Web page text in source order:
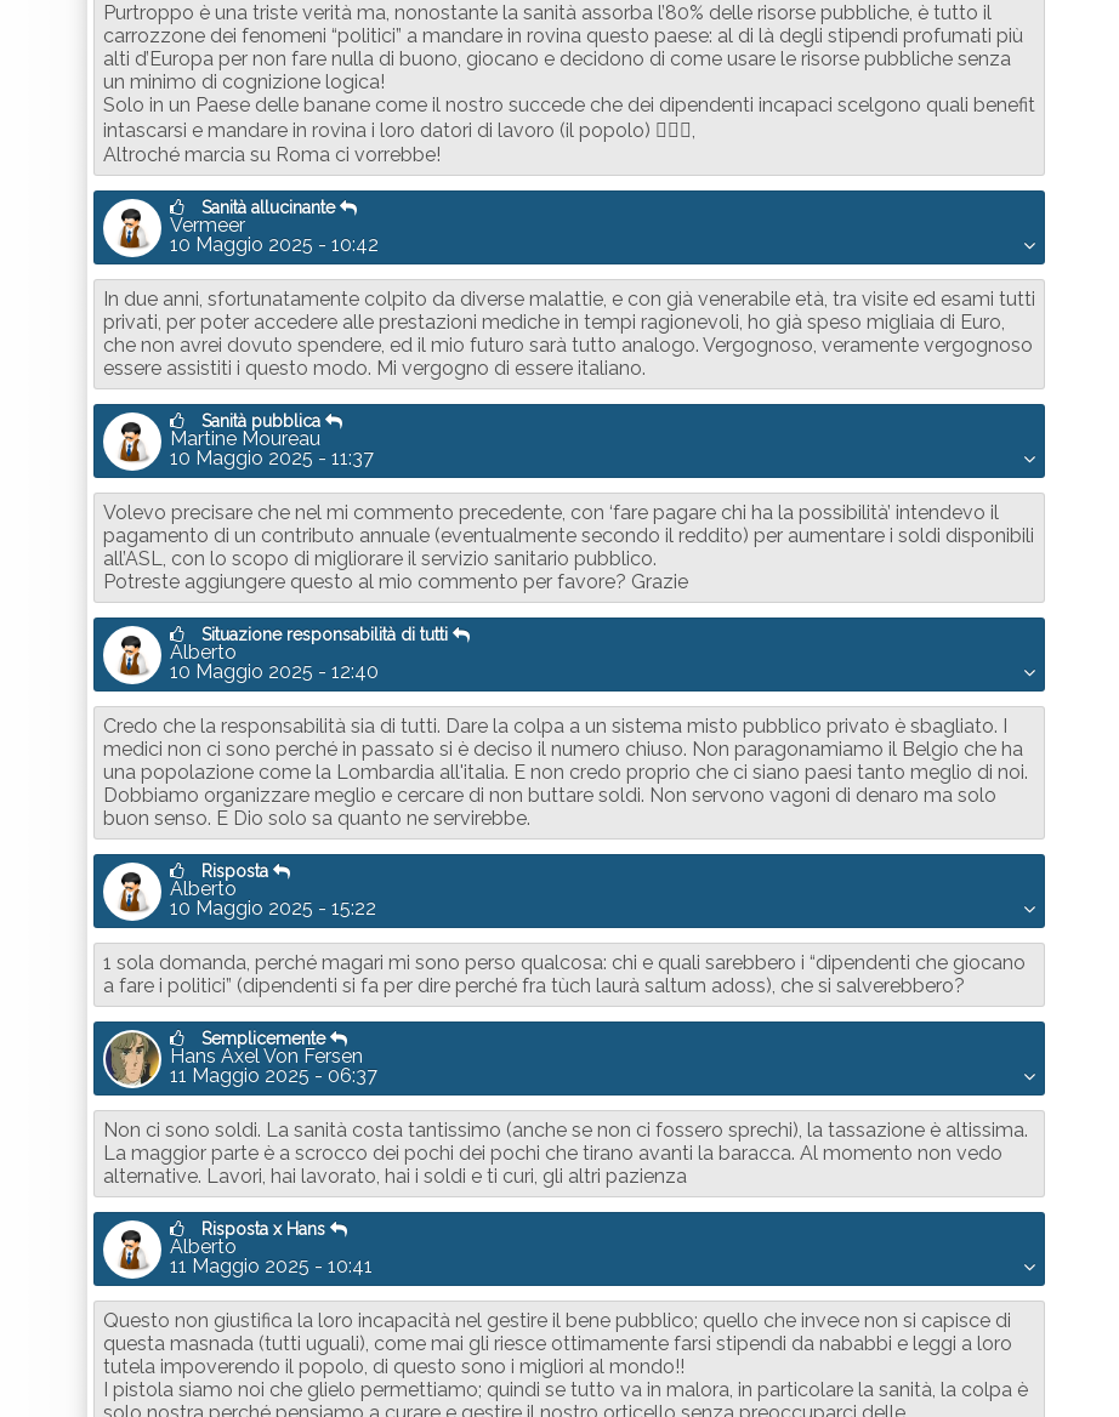
Purtroppo è una triste verità ma, nonostante la sanità assorba l’80% delle risorse pubbliche, è tutto il
carrozzone dei fenomeni “politici” a mandare in rovina questo paese: al di là degli stipendi profumati più
alti d’Europa per non fare nulla di buono, giocano e decidono di come usare le risorse pubbliche senza
un minimo di cognizione logica!
Solo in un Paese delle banane come il nostro succede che dei dipendenti incapaci scelgono quali benefit
intascarsi e mandare in rovina i loro datori di lavoro (il popolo) 🤦🏻‍♂️,
Altroché marcia su Roma ci vorrebbe!
Sanità allucinante
Vermeer
10 Maggio 2025 - 10:42
In due anni, sfortunatamente colpito da diverse malattie, e con già venerabile età, tra visite ed esami tutti
privati, per poter accedere alle prestazioni mediche in tempi ragionevoli, ho già speso migliaia di Euro,
che non avrei dovuto spendere, ed il mio futuro sarà tutto analogo. Vergognoso, veramente vergognoso
essere assistiti i questo modo. Mi vergogno di essere italiano.
Sanità pubblica
Martine Moureau
10 Maggio 2025 - 11:37
Volevo precisare che nel mi commento precedente, con ‘fare pagare chi ha la possibilità’ intendevo il
pagamento di un contributo annuale (eventualmente secondo il reddito) per aumentare i soldi disponibili
all’ASL, con lo scopo di migliorare il servizio sanitario pubblico.
Potreste aggiungere questo al mio commento per favore? Grazie
Situazione responsabilità di tutti
Alberto
10 Maggio 2025 - 12:40
Credo che la responsabilità sia di tutti. Dare la colpa a un sistema misto pubblico privato è sbagliato. I
medici non ci sono perché in passato si è deciso il numero chiuso. Non paragonamiamo il Belgio che ha
una popolazione come la Lombardia all'italia. E non credo proprio che ci siano paesi tanto meglio di noi.
Dobbiamo organizzare meglio e cercare di non buttare soldi. Non servono vagoni di denaro ma solo
buon senso. E Dio solo sa quanto ne servirebbe.
Risposta
Alberto
10 Maggio 2025 - 15:22
1 sola domanda, perché magari mi sono perso qualcosa: chi e quali sarebbero i “dipendenti che giocano
a fare i politici” (dipendenti si fa per dire perché fra tùch laurà saltum adoss), che si salverebbero?
Semplicemente
Hans Axel Von Fersen
11 Maggio 2025 - 06:37
Non ci sono soldi. La sanità costa tantissimo (anche se non ci fossero sprechi), la tassazione è altissima.
La maggior parte è a scrocco dei pochi dei pochi che tirano avanti la baracca. Al momento non vedo
alternative. Lavori, hai lavorato, hai i soldi e ti curi, gli altri pazienza
Risposta x Hans
Alberto
11 Maggio 2025 - 10:41
Questo non giustifica la loro incapacità nel gestire il bene pubblico; quello che invece non si capisce di
questa masnada (tutti uguali), come mai gli riesce ottimamente farsi stipendi da nababbi e leggi a loro
tutela impoverendo il popolo, di questo sono i migliori al mondo!!
I pistola siamo noi che glielo permettiamo; quindi se tutto va in malora, in particolare la sanità, la colpa è